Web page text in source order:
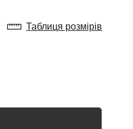
Таблиця розмірів